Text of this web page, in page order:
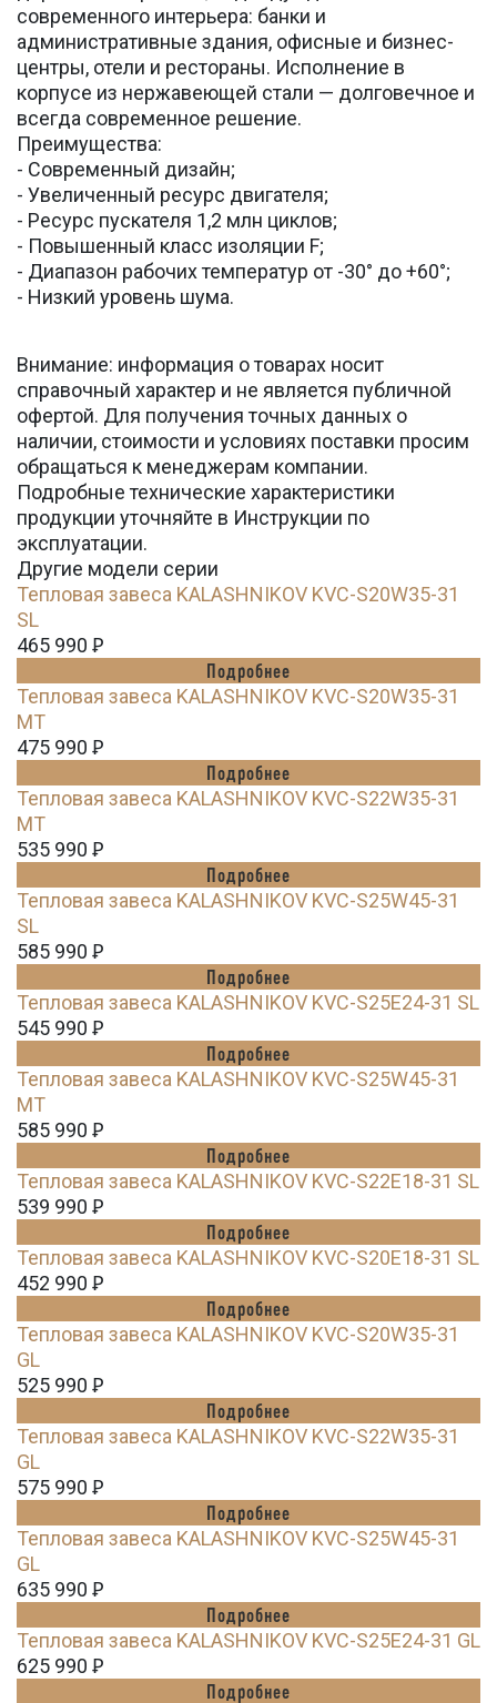
современного интерьера: банки и
административные здания, офисные и бизнес-
центры, отели и рестораны. Исполнение в
корпусе из нержавеющей стали — долговечное и
всегда современное решение.
Преимущества:
- Современный дизайн;
- Увеличенный ресурс двигателя;
- Ресурс пускателя 1,2 млн циклов;
- Повышенный класс изоляции F;
- Диапазон рабочих температур от -30° до +60°;
- Низкий уровень шума.
Внимание: информация о товарах носит
справочный характер и не является публичной
офертой. Для получения точных данных о
наличии, стоимости и условиях поставки просим
обращаться к менеджерам компании.
Подробные технические характеристики
продукции уточняйте в Инструкции по
эксплуатации.
Другие модели серии
Тепловая завеса KALASHNIKOV KVC-S20W35-31
SL
465 990 Ꝑ
Подробнее
Тепловая завеса KALASHNIKOV KVC-S20W35-31
MT
475 990 Ꝑ
Подробнее
Тепловая завеса KALASHNIKOV KVC-S22W35-31
MT
535 990 Ꝑ
Подробнее
Тепловая завеса KALASHNIKOV KVC-S25W45-31
SL
585 990 Ꝑ
Подробнее
Тепловая завеса KALASHNIKOV KVC-S25E24-31 SL
545 990 Ꝑ
Подробнее
Тепловая завеса KALASHNIKOV KVC-S25W45-31
MT
585 990 Ꝑ
Подробнее
Тепловая завеса KALASHNIKOV KVC-S22E18-31 SL
539 990 Ꝑ
Подробнее
Тепловая завеса KALASHNIKOV KVC-S20E18-31 SL
452 990 Ꝑ
Подробнее
Тепловая завеса KALASHNIKOV KVC-S20W35-31
GL
525 990 Ꝑ
Подробнее
Тепловая завеса KALASHNIKOV KVC-S22W35-31
GL
575 990 Ꝑ
Подробнее
Тепловая завеса KALASHNIKOV KVC-S25W45-31
GL
635 990 Ꝑ
Подробнее
Тепловая завеса KALASHNIKOV KVC-S25E24-31 GL
625 990 Ꝑ
Подробнее